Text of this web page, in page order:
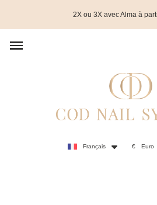
2X ou 3X avec Alma à
Français € Euro